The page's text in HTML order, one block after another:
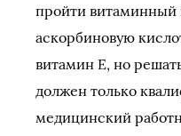
пройти витаминный
аскорбиновую
витамин Е, но
должен только
медицинский